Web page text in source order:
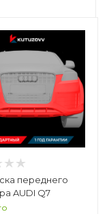
переднего
AUDI Q7